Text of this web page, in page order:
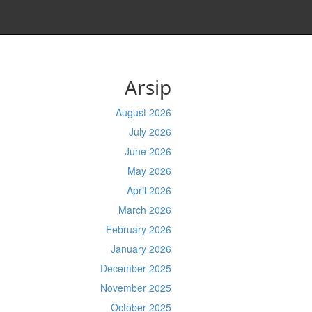
Arsip
August 2026
July 2026
June 2026
May 2026
April 2026
March 2026
February 2026
January 2026
December 2025
November 2025
October 2025